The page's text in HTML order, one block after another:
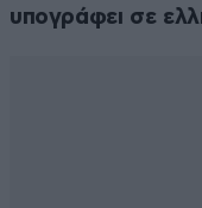
υπογράφει σε